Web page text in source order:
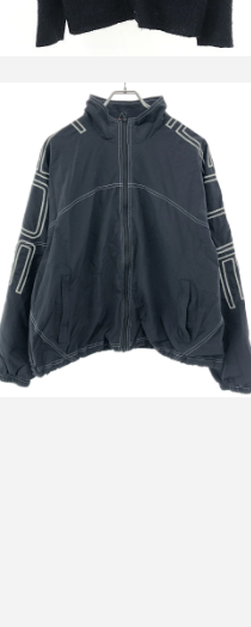
シュプリーム 25SS Spellout
Embroidered Track スペルアウトエン
ロイダリートラックジャケット
詳しく見る